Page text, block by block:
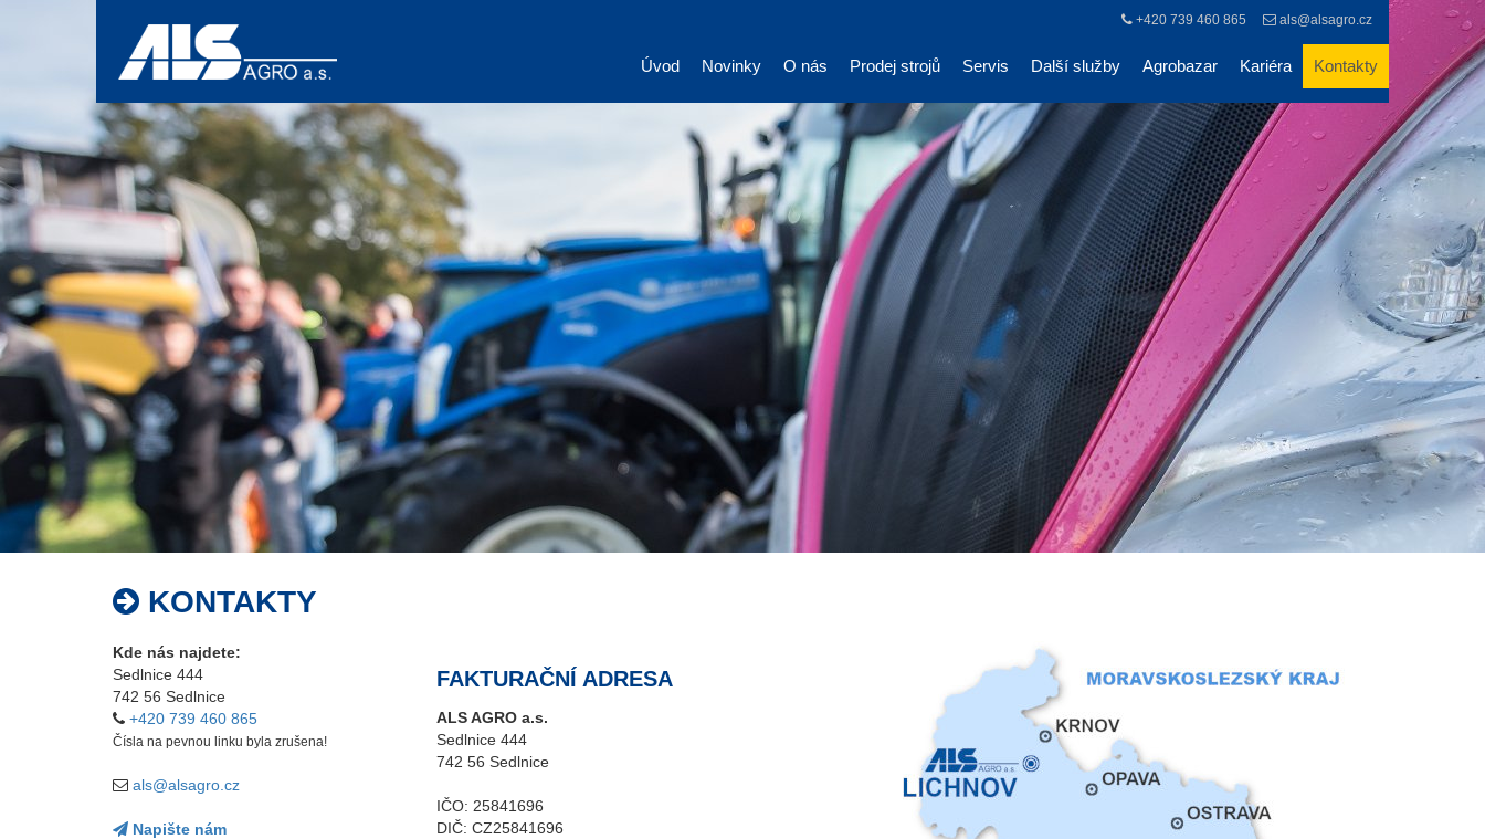
+420 739 460 865 als@alsagro.cz
Úvod Novinky O nás Prodej strojů Servis Další služby Agrobazar Kariéra Kontakty
KONTAKTY
Kde nás najdete:
Sedlnice 444
742 56 Sedlnice
+420 739 460 865
Čísla na pevnou linku byla zrušena!
als@alsagro.cz
Napište nám
FAKTURAČNÍ ADRESA
ALS AGRO a.s.
Sedlnice 444
742 56 Sedlnice
IČO: 25841696
DIČ: CZ25841696